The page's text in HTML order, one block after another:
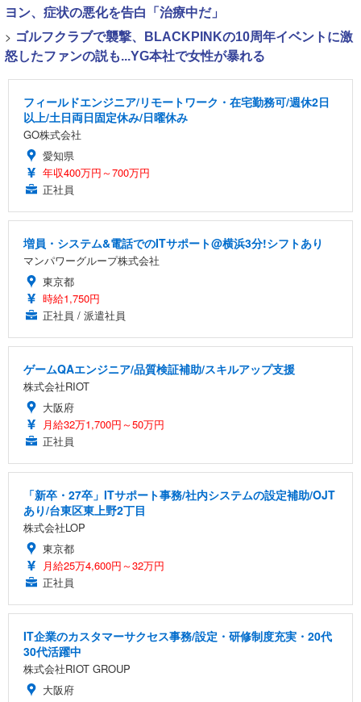
ヨン、症状の悪化を告白「治療中だ」
> ゴルフクラブで襲撃、BLACKPINKの10周年イベントに激
怒したファンの説も...YG本社で女性が暴れる
フィールドエンジニア/リモートワーク・在宅勤務可/週休2日
以上/土日両日固定休み/日曜休み
GO株式会社
愛知県
年収400万円～700万円
正社員
増員・システム&電話でのITサポート@横浜3分!シフトあり
マンパワーグループ株式会社
東京都
時給1,750円
正社員 / 派遣社員
ゲームQAエンジニア/品質検証補助/スキルアップ支援
株式会社RIOT
大阪府
月給32万1,700円～50万円
正社員
「新卒・27卒」ITサポート事務/社内システムの設定補助/OJT
あり/台東区東上野2丁目
株式会社LOP
東京都
月給25万4,600円～32万円
正社員
IT企業のカスタマーサクセス事務/設定・研修制度充実・20代
30代活躍中
株式会社RIOT GROUP
大阪府